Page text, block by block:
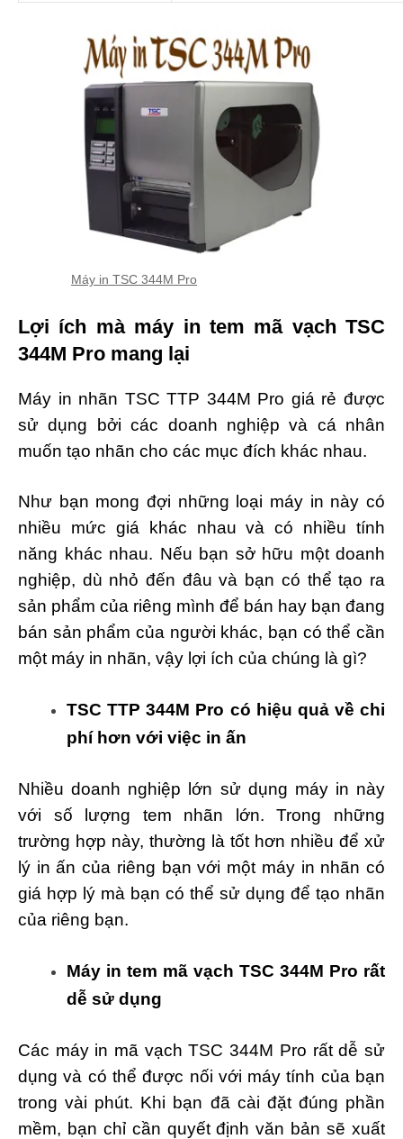
Máy in TSC 344M Pro
Lợi ích mà máy in tem mã vạch TSC
344M Pro mang lại
Máy in nhãn TSC TTP 344M Pro giá rẻ được
sử dụng bởi các doanh nghiệp và cá nhân
muốn tạo nhãn cho các mục đích khác nhau.
Như bạn mong đợi những loại máy in này có
nhiều mức giá khác nhau và có nhiều tính
năng khác nhau. Nếu bạn sở hữu một doanh
nghiệp, dù nhỏ đến đâu và bạn có thể tạo ra
sản phẩm của riêng mình để bán hay bạn đang
bán sản phẩm của người khác, bạn có thể cần
một máy in nhãn, vậy lợi ích của chúng là gì?
TSC TTP 344M Pro có hiệu quả về chi
phí hơn với việc in ấn
Nhiều doanh nghiệp lớn sử dụng máy in này
với số lượng tem nhãn lớn. Trong những
trường hợp này, thường là tốt hơn nhiều để xử
lý in ấn của riêng bạn với một máy in nhãn có
giá hợp lý mà bạn có thể sử dụng để tạo nhãn
của riêng bạn.
Máy in tem mã vạch TSC 344M Pro rất
dễ sử dụng
Các máy in mã vạch TSC 344M Pro rất dễ sử
dụng và có thể được nối với máy tính của bạn
trong vài phút. Khi bạn đã cài đặt đúng phần
mềm, bạn chỉ cần quyết định văn bản sẽ xuất